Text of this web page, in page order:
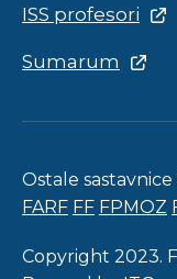
ISS profesori
Sumarum
Ostale
FARF FF FPMOZ
Copyright 2023.